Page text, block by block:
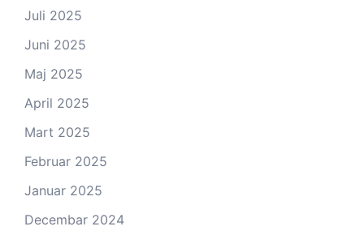
Juli 2025
Juni 2025
Maj 2025
April 2025
Mart 2025
Februar 2025
Januar 2025
Decembar 2024